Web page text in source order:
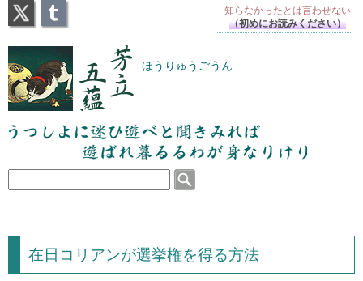
芳立五蘊 ほうりゅうごうん
うつしよに迷ひ遊べと聞きみれば遊ばれ暮るるわが
身なりけり
在日コリアンが選挙権を得る方法
知らなかったとは言わせない
（初めにお読みください）
X Tumblr